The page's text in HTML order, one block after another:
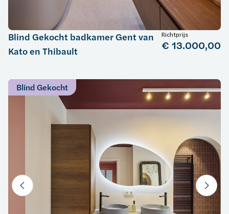
Blind Gekocht badkamer Gent van
Kato en Thibault
Richtprijs
€ 13.000,00
Blind Gekocht